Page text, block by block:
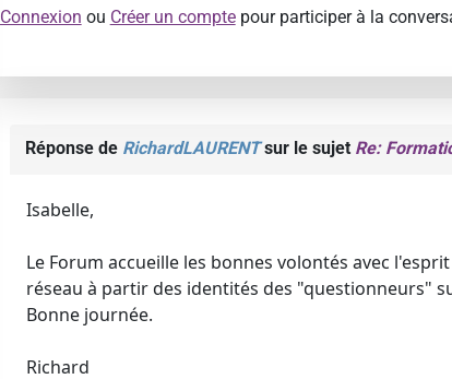
Connexion ou Créer un comptepour participer à la
Réponse de RichardLAURENTsur le sujet Re:
Isabelle,
Le Forum accueille les bonnes volontés avec
réseau à partir des identités des "questionneurs"
Bonne journée.
Richard